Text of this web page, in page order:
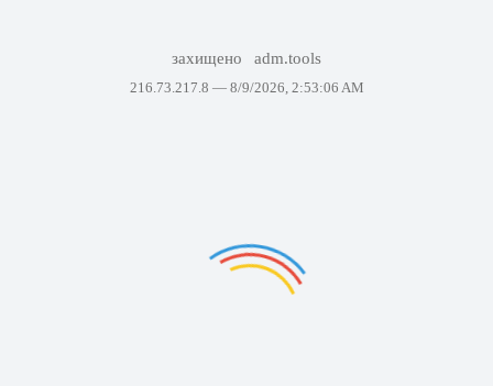
захищено adm.tools
216.73.217.8 — 8/9/2026, 2:53:06 AM